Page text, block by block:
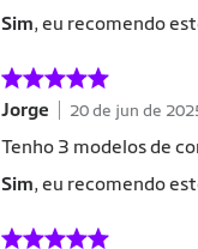
Sim, eu recomendo
Jorge 20 de jun de
Tenho 3 modelos de
Sim, eu recomendo